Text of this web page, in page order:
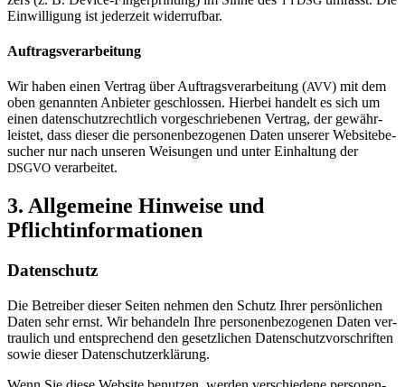
Ein­wil­li­gung ist jeder­zeit widerrufbar.
Auf­trags­ver­ar­bei­tung
Wir haben einen Ver­trag über Auf­trags­ver­ar­bei­tung (AVV) mit dem
oben genannten Anbieter geschlossen. Hierbei han­delt es sich um
einen daten­schutz­recht­lich vor­ge­schrie­benen Ver­trag, der gewähr­
leistet, dass dieser die per­so­nen­be­zo­genen Daten unserer Web­site­be­
su­cher nur nach unseren Wei­sungen und unter Ein­hal­tung der
DSGVO verarbeitet.
3. All­ge­meine Hin­weise und
Pflichtinformationen
Daten­schutz
Die Betreiber dieser Seiten nehmen den Schutz Ihrer per­sön­li­chen
Daten sehr ernst. Wir behan­deln Ihre per­so­nen­be­zo­genen Daten ver­
trau­lich und ent­spre­chend den gesetz­li­chen Daten­schutz­vor­schriften
sowie dieser Datenschutzerklärung.